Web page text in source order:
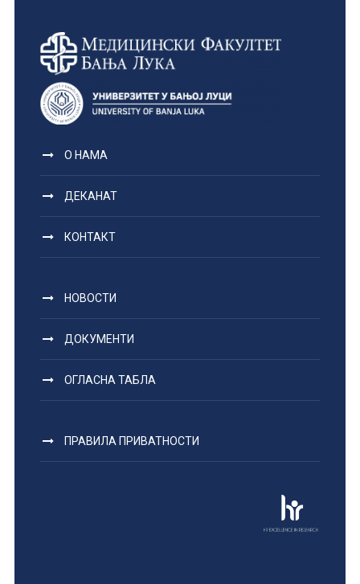
О НАМА
ДЕКАНАТ
КОНТАКТ
НОВОСТИ
ДОКУМЕНТИ
ОГЛАСНА ТАБЛА
ПРАВИЛА ПРИВАТНОСТИ